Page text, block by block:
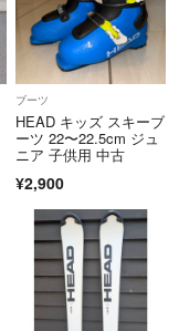
ブーツ
HEAD キッズ スキーブ
ーツ 22〜22.5cm ジュ
ニア 子供用 中古
¥2,900